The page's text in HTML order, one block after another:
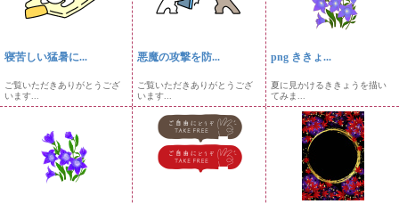
寝苦しい猛暑に...
ご覧いただきありがとうござ
います...
悪魔の攻撃を防...
ご覧いただきありがとうござ
います...
png ききょ...
夏に見かけるききょうを描い
てみま...